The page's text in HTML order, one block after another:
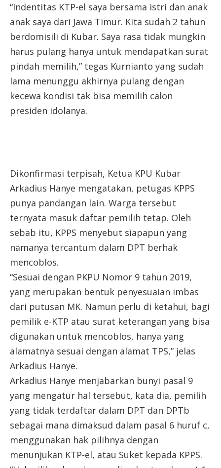
“Indentitas KTP-el saya bersama istri dan anak
anak saya dari Jawa Timur. Kita sudah 2 tahun
berdomisili di Kubar. Saya rasa tidak mungkin
harus pulang hanya untuk mendapatkan surat
pindah memilih,” tegas Kurnianto yang sudah
lama menunggu akhirnya pulang dengan
kecewa kondisi tak bisa memilih calon
presiden idolanya.
Dikonfirmasi terpisah, Ketua KPU Kubar
Arkadius Hanye mengatakan, petugas KPPS
punya pandangan lain. Warga tersebut
ternyata masuk daftar pemilih tetap. Oleh
sebab itu, KPPS menyebut siapapun yang
namanya tercantum dalam DPT berhak
mencoblos.
“Sesuai dengan PKPU Nomor 9 tahun 2019,
yang merupakan bentuk penyesuaian imbas
dari putusan MK. Namun perlu di ketahui, bagi
pemilik e-KTP atau surat keterangan yang bisa
digunakan untuk mencoblos, hanya yang
alamatnya sesuai dengan alamat TPS,” jelas
Arkadius Hanye.
Arkadius Hanye menjabarkan bunyi pasal 9
yang mengatur hal tersebut, kata dia, pemilih
yang tidak terdaftar dalam DPT dan DPTb
sebagai mana dimaksud dalam pasal 6 huruf c,
menggunakan hak pilihnya dengan
menunjukan KTP-el, atau Suket kepada KPPS.